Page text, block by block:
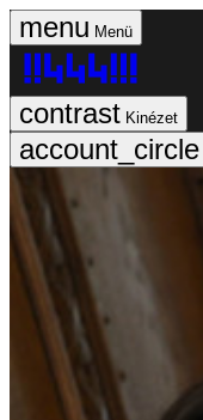
Menü
Kinézet